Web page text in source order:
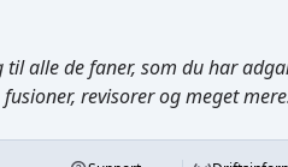
alle de faner, som du har
revisorer og meget